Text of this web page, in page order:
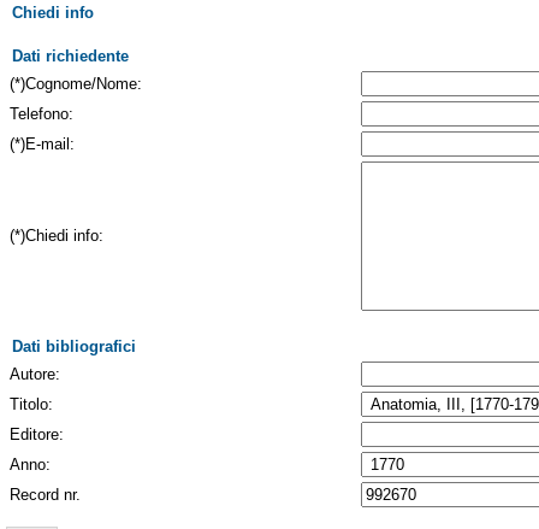
Chiedi info
Dati richiedente
(*)Cognome/Nome:
Telefono:
(*)E-mail:
(*)Chiedi info:
Dati bibliografici
Autore:
Titolo:
Editore:
Anno:
Record nr.